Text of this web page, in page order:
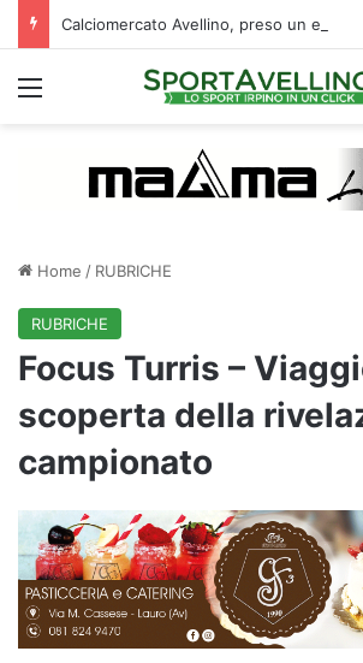
Menu
Home / RUBRICHE
RUBRICHE
Focus Turris –
scoperta della
campionato